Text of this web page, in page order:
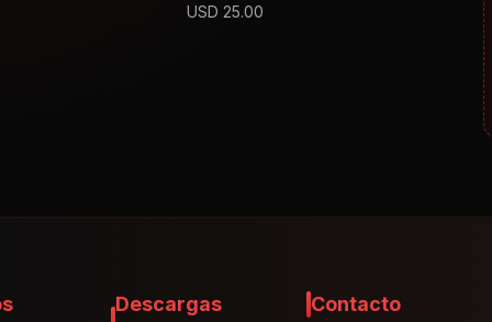
USD 25.00
Descargas
Contacto